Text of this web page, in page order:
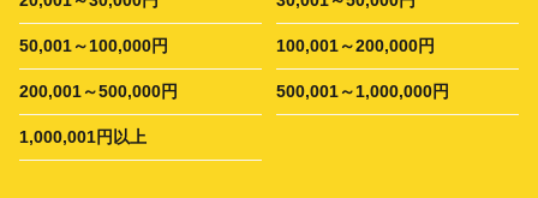
50,001～100,000円 100,001～200,000円
200,001～500,000円 500,001～1,000,000円
1,000,001円以上